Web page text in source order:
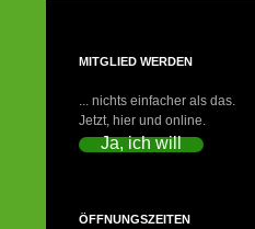
MITGLIED WERDEN
... nichts einfacher als das.
Jetzt, hier und online.
Ja, ich will
ÖFFNUNGSZEITEN